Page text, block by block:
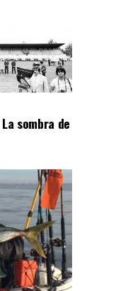
sombra de